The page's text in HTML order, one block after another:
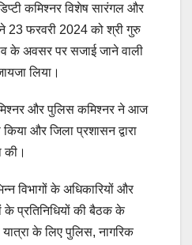
कमिश्नर विशेष सारंगल और
23 फरवरी 2024 को श्री गुरु
के अवसर पर सजाई जाने वाली
लिया।
और पुलिस कमिश्नर ने आज
किया और जिला प्रशासन द्वारा
की।
विभागों के अधिकारियों और
के प्रतिनिधियों की बैठक के
यात्रा के लिए पुलिस, नागरिक